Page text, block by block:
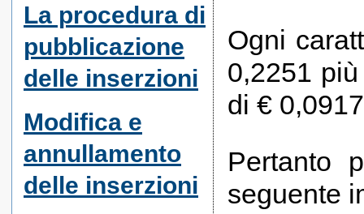
La procedura di
pubblicazione
delle inserzioni
Modifica e
annullamento
delle inserzioni
Ogni
0,2251
di €
Pertanto
seguente